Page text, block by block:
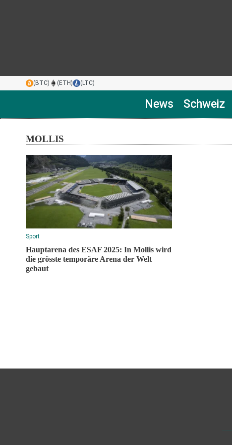
(BTC) (ETH) (LTC)
News Schweiz
MOLLIS
Sport
Hauptarena des ESAF 2025: In Mollis wird
die grösste temporäre Arena der Welt
gebaut